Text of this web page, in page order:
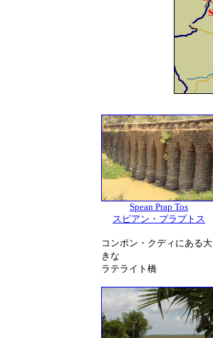
Spean Prap Tos
スピアン・プラプトス
コンポン・クディにある大
きな
ラテライト橋